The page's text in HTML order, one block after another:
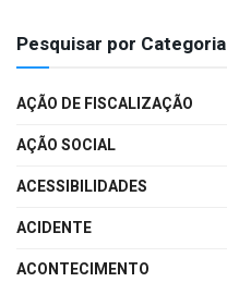
Pesquisar por Categoria
AÇÃO DE FISCALIZAÇÃO
AÇÃO SOCIAL
ACESSIBILIDADES
ACIDENTE
ACONTECIMENTO